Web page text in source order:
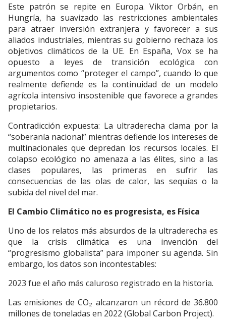
Este patrón se repite en Europa. Viktor Orbán, en
Hungría, ha suavizado las restricciones ambientales
para atraer inversión extranjera y favorecer a sus
aliados industriales, mientras su gobierno rechaza los
objetivos climáticos de la UE. En España, Vox se ha
opuesto a leyes de transición ecológica con
argumentos como “proteger el campo”, cuando lo que
realmente defiende es la continuidad de un modelo
agrícola intensivo insostenible que favorece a grandes
propietarios.
Contradicción expuesta: La ultraderecha clama por la
“soberanía nacional” mientras defiende los intereses de
multinacionales que depredan los recursos locales. El
colapso ecológico no amenaza a las élites, sino a las
clases populares, las primeras en sufrir las
consecuencias de las olas de calor, las sequías o la
subida del nivel del mar.
El Cambio Climático no es progresista, es Física
Uno de los relatos más absurdos de la ultraderecha es
que la crisis climática es una invención del
“progresismo globalista” para imponer su agenda. Sin
embargo, los datos son incontestables:
2023 fue el año más caluroso registrado en la historia.
Las emisiones de CO₂ alcanzaron un récord de 36.800
millones de toneladas en 2022 (Global Carbon Project).